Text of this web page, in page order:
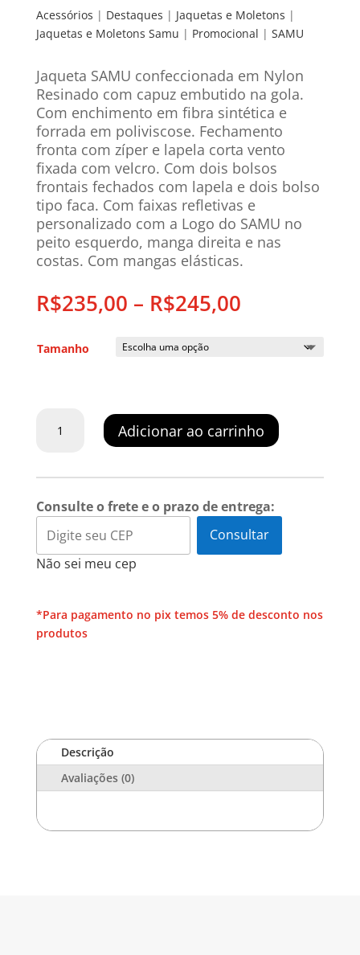
Acessórios | Destaques | Jaquetas e Moletons |
Jaquetas e Moletons Samu | Promocional | SAMU
Jaqueta SAMU confeccionada em Nylon
Resinado com capuz embutido na gola.
Com enchimento em fibra sintética e
forrada em poliviscose. Fechamento
fronta com zíper e lapela corta vento
fixada com velcro. Com dois bolsos
frontais fechados com lapela e dois bolso
tipo faca. Com faixas refletivas e
personalizado com a Logo do SAMU no
peito esquerdo, manga direita e nas
costas. Com mangas elásticas.
R$235,00 – R$245,00
Tamanho
Samu
Com
Capuz
quantidade
Adicionar ao carrinho
Consulte o frete e o prazo de entrega:
Consultar
Não sei meu cep
*Para pagamento no pix temos 5% de desconto nos
produtos
Descrição
Avaliações (0)